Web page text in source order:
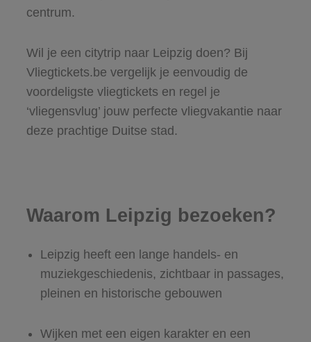
centrum.
Wil je een citytrip naar Leipzig doen? Bij
Vliegtickets.be vergelijk je eenvoudig de
voordeligste vliegtickets en regel je
‘vliegensvlug’ jouw perfecte vliegvakantie naar
deze prachtige Duitse stad.
Waarom Leipzig bezoeken?
Leipzig heeft een lange handels- en
muziekgeschiedenis, zichtbaar in passages,
pleinen en historische gebouwen
Wijken met een eigen karakter en een